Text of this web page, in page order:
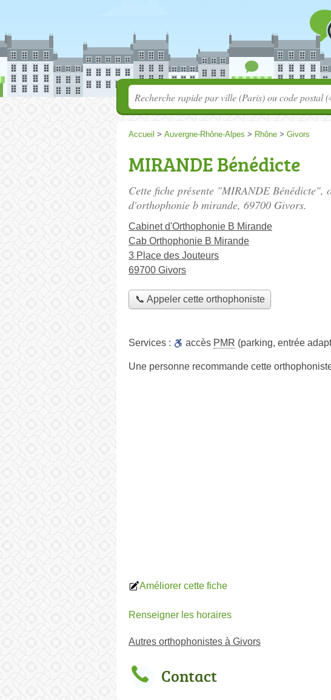
Accueil > Auvergne-Rhône-Alpes > Rhône > Givors
MIRANDE Bénédicte
Cette fiche présente "MIRANDE Bénédicte",
d'orthophonie b mirande, 69700 Givors.
Cabinet d'Orthophonie B Mirande
Cab Orthophonie B Mirande
3 Place des Jouteurs
69700 Givors
📞 Appeler cette orthophoniste
Services : accès PMR (parking, entrée
Une personne recommande cette
Améliorer cette fiche
Renseigner les horaires
Autres orthophonistes à Givors
Contact